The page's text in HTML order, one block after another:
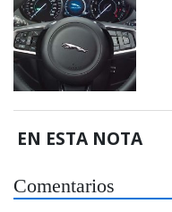
EN ESTA NOTA
Comentarios